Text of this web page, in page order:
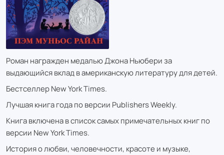
Роман награжден медалью Джона Ньюбери за
выдающийся вклад в американскую литературу для детей.
Бестселлер New York Times.
Лучшая книга года по версии Publishers Weekly.
Книга включена в список самых примечательных книг по
версии New York Times.
История о любви, человечности, красоте и музыке,